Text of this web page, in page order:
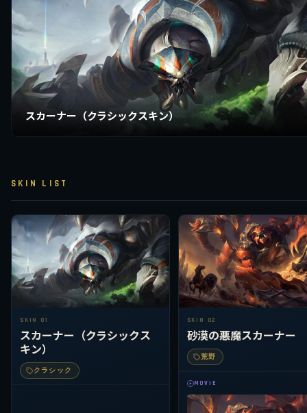
スカーナー（クラシックスキン）
SKIN LIST
SKIN 01
スカーナー（クラシックス
キン）
クラシック
SKIN 02
砂漠の悪魔スカーナー
荒野
MOVIE